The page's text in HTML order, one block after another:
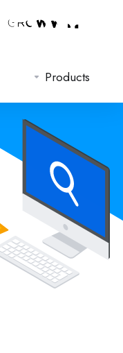
Products